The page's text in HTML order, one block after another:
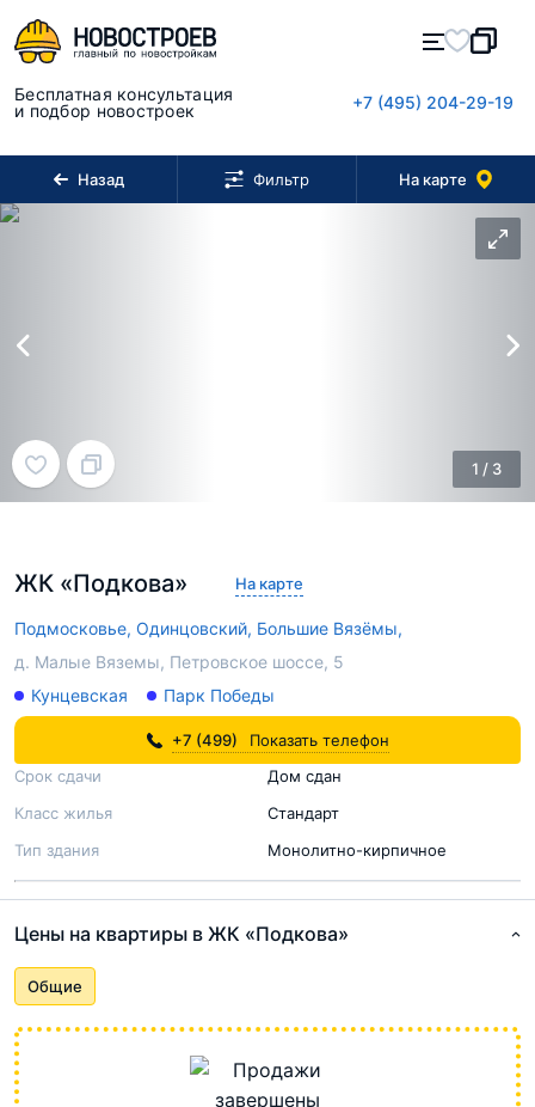
Бесплатная консультация
и подбор новостроек
+7 (495) 204-29-19
Назад Фильтр На карте
ЖК «Подкова» На карте
Подмосковье, Одинцовский, Большие Вязёмы,
д. Малые Вяземы, Петровское шоссе, 5
Кунцевская
Парк Победы
1 / 3
Срок сдачи
Дом сдан
Класс жилья
Стандарт
Тип здания
Монолитно-кирпичное
+7 (499) Показать телефон
Цены на квартиры в ЖК «Подкова»
Общие